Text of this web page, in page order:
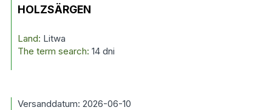
HOLZSÄRGEN
Land: Litwa
The term search: 14 dni
Versanddatum: 2026-06-10